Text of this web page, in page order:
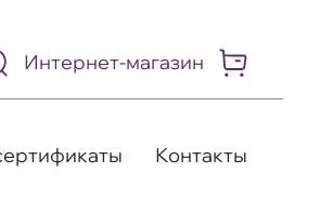
Интернет-магазин
Контакты